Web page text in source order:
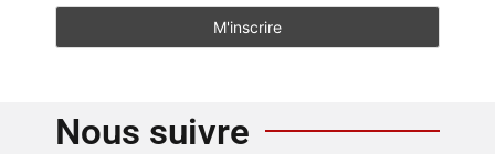
Nous suivre